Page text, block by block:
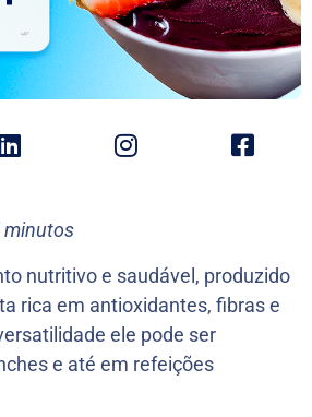
minutos
nutritivo e saudável, produzido
rica em antioxidantes, fibras e
ele pode ser
e até em refeições